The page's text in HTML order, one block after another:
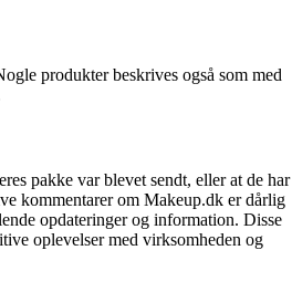
produkter beskrives også som med
pakke var blevet sendt, eller at de har
kommentarer om Makeup.dk er dårlig
opdateringer og information. Disse
oplevelser med virksomheden og